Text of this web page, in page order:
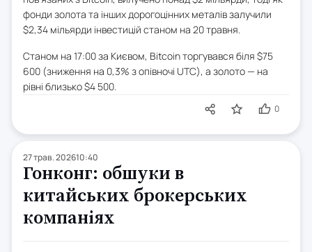
фонди золота та інших дорогоцінних металів залучили
$2,34 мільярди інвестицій станом на 20 травня.
Станом на 17:00 за Києвом, Bitcoin торгувався біля $75
600 (зниження на 0,3% з опівночі UTC), а золото — на
рівні близько $4 500.
0
27 трав. 202610:40
Гонконг: обшуки в
китайських брокерських
компаніях